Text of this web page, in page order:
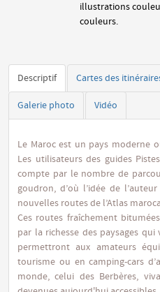
illustrations
couleurs.
Descriptif Cartes des
Galerie photo Vidéo
Le Maroc est un pays moderne
Les utilisateurs des guides
compte par le nombre de
goudron, d’où l’idée de
nouvelles routes de l’Atlas
Ces routes fraîchement
par la richesse des paysages
permettront aux amateurs
tourisme ou en camping-cars
monde, celui des Berbères,